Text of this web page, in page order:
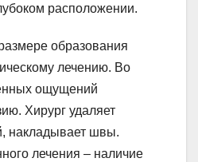
расположении.
образования
лечению. Во
ощущений
Хирург удаляет
накладывает швы.
лечения – наличие